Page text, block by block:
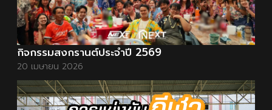
กิจกรรมสงกรานต์ประจำปี 2569
20 เมษายน 2026